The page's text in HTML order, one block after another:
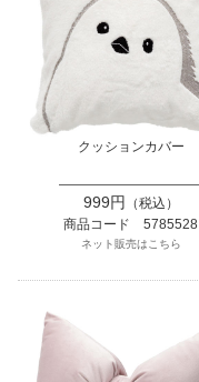
クッションカバー
999円
（税込）
商品コード 5785528
ネット販売はこちら